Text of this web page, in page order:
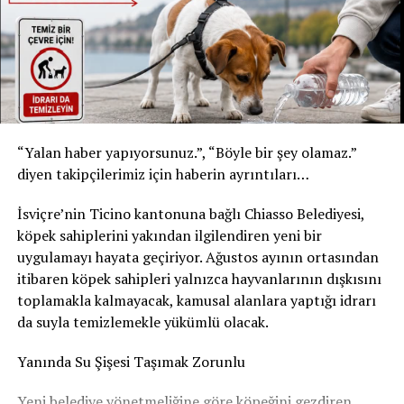
* Şişe: 200 ml
* Son tüketim tarihi: 31 Temmuz 2027
* Kızılay Elma Aromalı Gazlı İçecek
* Şişe: 200 ml
* Son tüketim tarihi: 20 Şubat 2027
ürünlerin geri çağırma kapsamında olduğunu belirtti.
Akar Swiss AG, tüketicilerden belirtilen ürünleri
kesinlikle tüketmemelerini istedi. Geri çağırma
kapsamındaki içecekler, satın alma fişi ibraz edilmeden
satın alındıkları market veya satış noktasına teslim
edilebilecek. Ürün bedeli tüketicilere tam olarak iade
“Yalan haber yapıyorsunuz.”, “Böyle bir şey olamaz.”
diyen takipçilerimiz için haberin ayrıntıları…
İsviçre’nin Ticino kantonuna bağlı Chiasso Belediyesi,
köpek sahiplerini yakından ilgilendiren yeni bir
uygulamayı hayata geçiriyor. Ağustos ayının ortasından
itibaren köpek sahipleri yalnızca hayvanlarının dışkısını
toplamakla kalmayacak, kamusal alanlara yaptığı idrarı
da suyla temizlemekle yükümlü olacak.
Yanında Su Şişesi Taşımak Zorunlu